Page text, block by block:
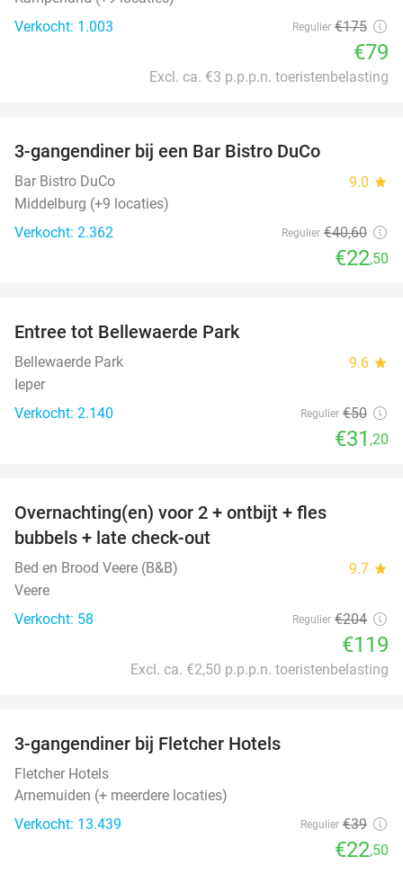
Verkocht: 1.003
Regulier €175
€79
Excl. ca. €3 p.p.p.n. toeristenbelasting
3-gangendiner bij een Bar Bistro DuCo
Bar Bistro DuCo 9.0 star
Middelburg (+9 locaties)
Verkocht: 2.362
Regulier €40,60
€22,50
Entree tot Bellewaerde Park
Bellewaerde Park 9.6 star
Ieper
Verkocht: 2.140
Regulier €50
€31 ,20
Overnachting(en) voor 2 + ontbijt + fles
bubbels + late check-out
Bed en Brood Veere (B&B) 9.7 star
Veere
Verkocht: 58
Regulier €204
€119
Excl. ca. €2,50 p.p.p.n. toeristenbelasting
3-gangendiner bij Fletcher Hotels
Fletcher Hotels
Arnemuiden (+ meerdere locaties)
Verkocht: 13.439
Regulier €39
€22,50